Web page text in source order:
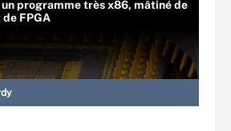
un programme très x86, mâtiné de
FPGA